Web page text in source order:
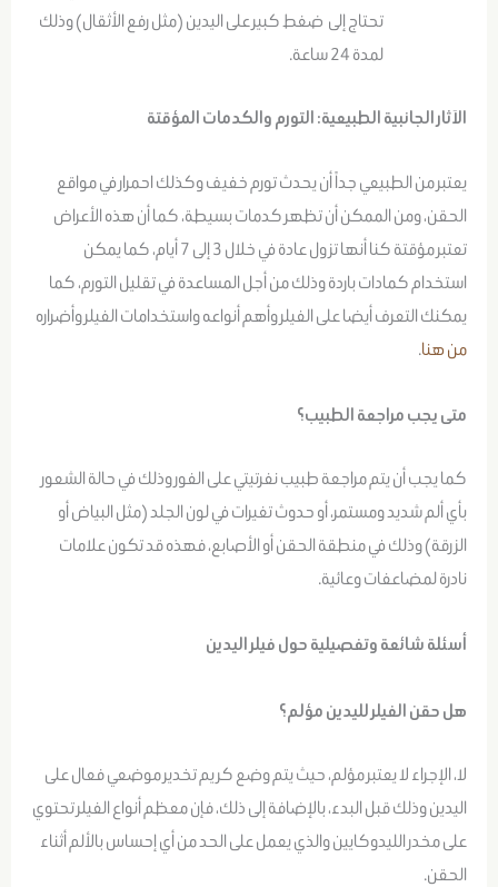
تحتاج إلى ضغط كبير على اليدين (مثل رفع الأثقال) وذلك
لمدة 24 ساعة.
الآثار الجانبية الطبيعية: التورم والكدمات المؤقتة
يعتبر من الطبيعي جداً أن يحدث تورم خفيف وكذلك احمرار في مواقع
الحقن، ومن الممكن أن تظهر كدمات بسيطة، كما أن هذه الأعراض
تعتبر مؤقتة كنا أنها تزول عادة في خلال 3 إلى 7 أيام، كما يمكن
استخدام كمادات باردة وذلك من أجل المساعدة في تقليل التورم، كما
يمكنك التعرف أيضا على الفيلر وأهم أنواعه واستخدامات الفيلر وأضراره
من هنا.
متى يجب مراجعة الطبيب؟
كما يجب أن يتم مراجعة طبيب نفرتيتي على الفور وذلك في حالة الشعور
بأي ألم شديد ومستمر، أو حدوث تغيرات في لون الجلد (مثل البياض أو
الزرقة) وذلك في منطقة الحقن أو الأصابع، فهذه قد تكون علامات
نادرة لمضاعفات وعائية.
أسئلة شائعة وتفصيلية حول فيلر اليدين
هل حقن الفيلر لليدين مؤلم؟
لا، الإجراء لا يعتبر مؤلم، حيث يتم وضع كريم تخدير موضعي فعال على
اليدين وذلك قبل البدء، بالإضافة إلى ذلك، فإن معظم أنواع الفيلر تحتوي
على مخدر الليدوكايين والذي يعمل على الحد من أي إحساس بالألم أثناء
الحقن.